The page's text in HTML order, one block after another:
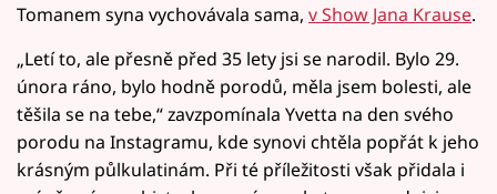
Tomanem syna vychovávala sama, v Show Jana Krause.
„Letí to, ale přesně před 35 lety jsi se narodil. Bylo 29.
února ráno, bylo hodně porodů, měla jsem bolesti, ale
těšila se na tebe,“ zavzpomínala Yvetta na den svého
porodu na Instagramu, kde synovi chtěla popřát k jeho
krásným půlkulatinám. Při té příležitosti však přidala i